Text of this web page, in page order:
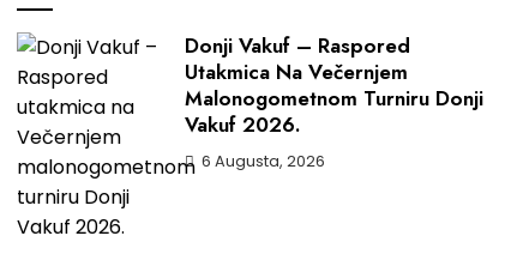
Donji Vakuf – Raspored
Utakmica Na Večernjem
Malonogometnom Turniru Donji
Vakuf 2026.
6 Augusta, 2026